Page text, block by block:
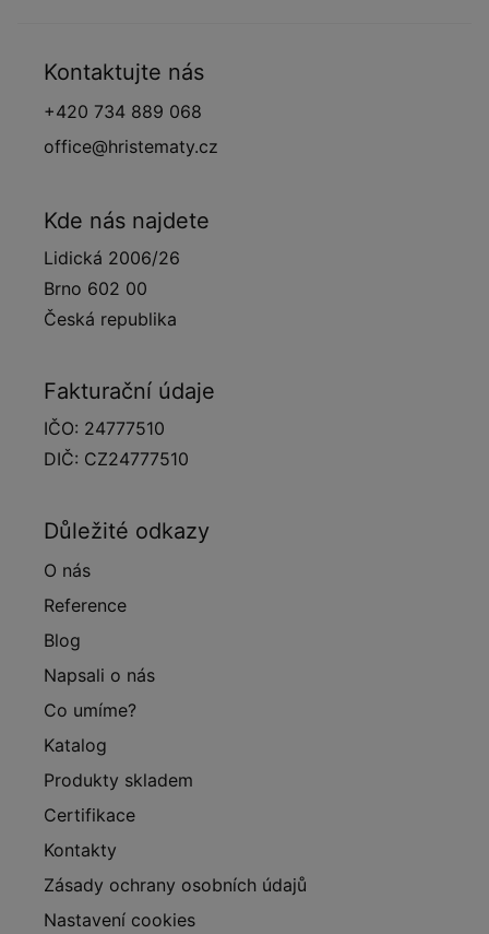
Kontaktujte nás
+420 734 889 068
office@hristematy.cz
Kde nás najdete
Lidická 2006/26
Brno 602 00
Česká republika
Fakturační údaje
IČO: 24777510
DIČ: CZ24777510
Důležité odkazy
O nás
Reference
Blog
Napsali o nás
Co umíme?
Katalog
Produkty skladem
Certifikace
Kontakty
Zásady ochrany osobních údajů
Nastavení cookies